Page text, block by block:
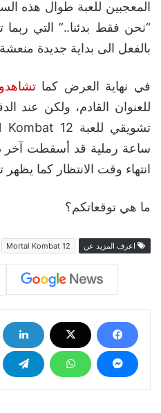
المعجبين للعبة طوال هذه
“نحن فقط بدئنا..” التي ربما
بالفعل الى بداية جديدة
في نهاية العرض كما
ساعة رملية قد أسقطت آخر
انتهاء وقت الانتظار كما يظهر
ما هي توقعاتكم؟
اعرف المزيد عن Mortal Kombat 12